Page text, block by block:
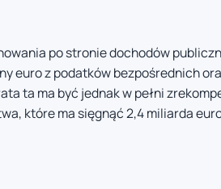
po stronie dochodów
euro z podatków bezpośrednich
ta ma być jednak w pełni
które ma sięgnąć 2,4 miliarda